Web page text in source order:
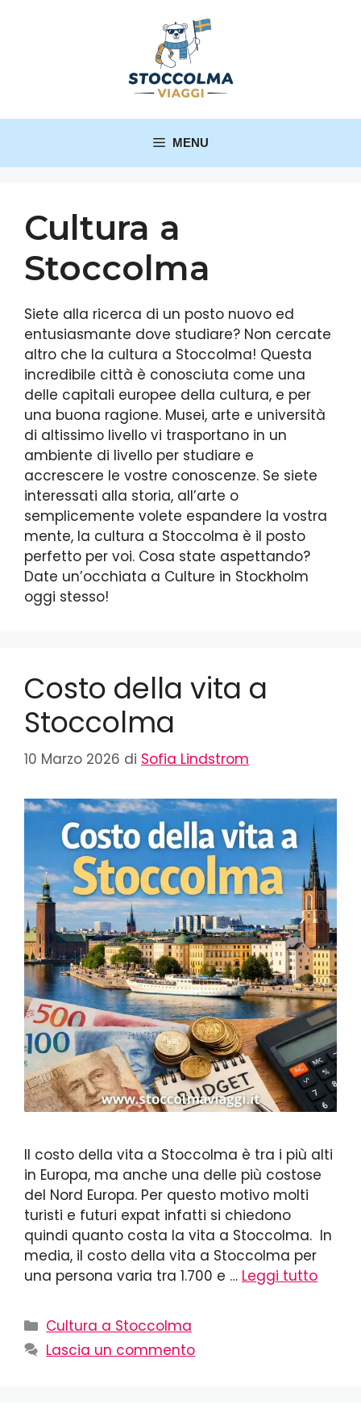
MENU
Cultura a
Stoccolma
Siete alla ricerca di un posto nuovo ed
entusiasmante dove studiare? Non cercate
altro che la cultura a Stoccolma! Questa
incredibile città è conosciuta come una
delle capitali europee della cultura, e per
una buona ragione. Musei, arte e università
di altissimo livello vi trasportano in un
ambiente di livello per studiare e
accrescere le vostre conoscenze. Se siete
interessati alla storia, all’arte o
semplicemente volete espandere la vostra
mente, la cultura a Stoccolma è il posto
perfetto per voi. Cosa state aspettando?
Date un’occhiata a Culture in Stockholm
oggi stesso!
Costo della vita a
Stoccolma
10 Marzo 2026 di Sofia Lindstrom
Il costo della vita a Stoccolma è tra i più alti
in Europa, ma anche una delle più costose
del Nord Europa. Per questo motivo molti
turisti e futuri expat infatti si chiedono
quindi quanto costa la vita a Stoccolma. In
media, il costo della vita a Stoccolma per
una persona varia tra 1.700 e … Leggi tutto
Cultura a Stoccolma
Lascia un commento